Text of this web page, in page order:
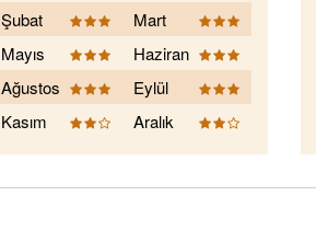
Şubat
Mart
Mayıs
Haziran
Ağustos
Eylül
Kasım Aralık